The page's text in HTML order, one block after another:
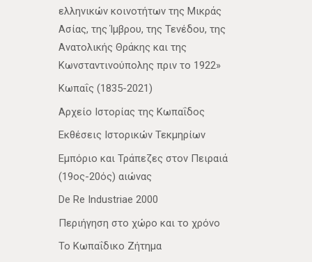
ελληνικών κοινοτήτων της Μικράς
Ασίας, της Ίμβρου, της Τενέδου, της
Ανατολικής Θράκης και της
Κωνσταντινούπολης πριν το 1922»
Κωπαΐς (1835-2021)
Αρχείο Ιστορίας της Κωπαΐδος
Εκθέσεις Ιστορικών Τεκμηρίων
Εμπόριο και Τράπεζες στον Πειραιά
(19ος-20ός) αιώνας
De Re Industriae 2000
Περιήγηση στο χώρο και το χρόνο
Το Κωπαΐδικο Ζήτημα